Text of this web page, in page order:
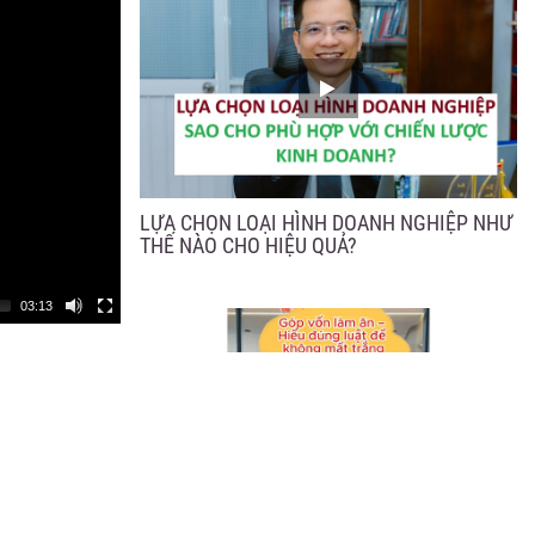
03:13
LỰA CHỌN LOẠI HÌNH DOANH NGHIỆP NHƯ
THẾ NÀO CHO HIỆU QUẢ?